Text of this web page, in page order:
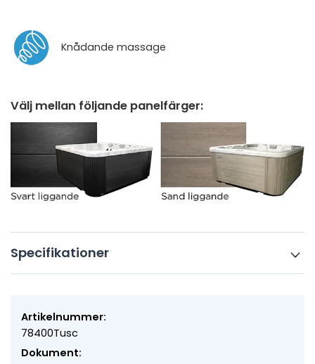
Knådande massage
Välj mellan följande panelfärger:
Specifikationer
Artikelnummer:
78400Tusc
Dokument: